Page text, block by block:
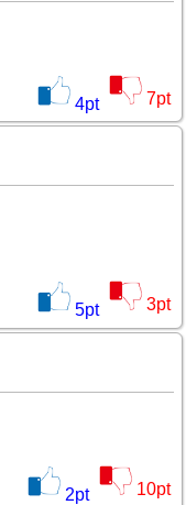
4pt 7pt
5pt 3pt
2pt 10pt